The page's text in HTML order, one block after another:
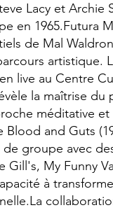
Lacy et Archie
en 1965.​Futura
de Mal
artistique.
live au Centre
la maîtrise
méditative
and Guts
groupe avec
Gill's, My Funny
à